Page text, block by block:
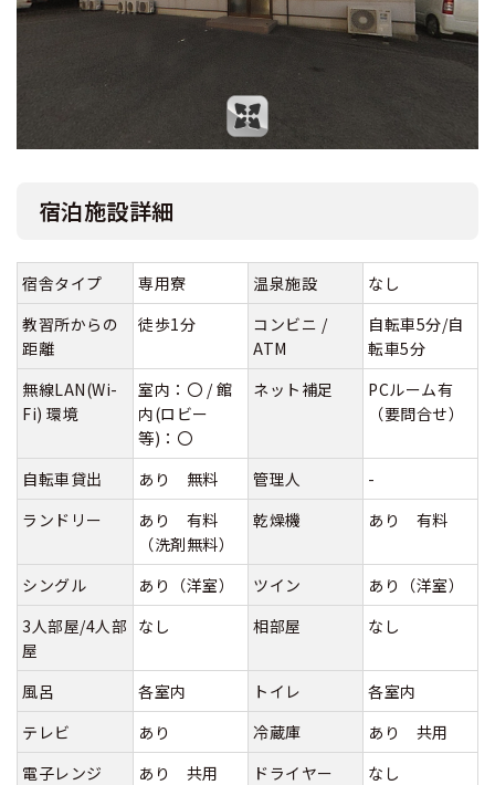
宿泊施設詳細
宿舎タイプ 専用寮 温泉施設
なし
教習所からの
距離
徒歩1分
コンビニ /
ATM
自転車5分/自
転車5分
無線LAN(Wi-
Fi) 環境
室内：〇 / 館
内(ロビー
等)：〇
ネット補足
PCルーム有
（要問合せ）
自転車貸出 あり 無料 管理人
-
ランドリー
あり 有料
（洗剤無料）
乾燥機 あり 有料
シングル あり（洋室） ツイン
あり（洋室）
3人部屋/4人部
屋
なし 相部屋 なし
風呂 各室内 トイレ
各室内
テレビ
あり 冷蔵庫
あり 共用
電子レンジ
あり 共用 ドライヤー
なし